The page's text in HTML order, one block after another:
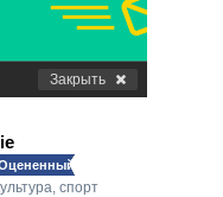
Закрыть
спорт